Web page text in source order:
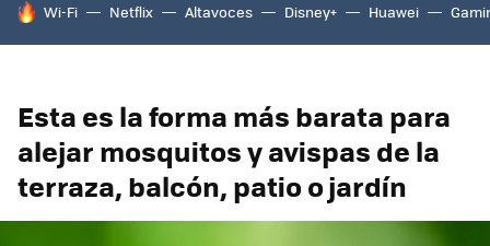
HOY SE HABLA DE
Wi-Fi Netflix Altavoces Disney+ Huawei
Esta es la forma más barata para
alejar mosquitos y avispas de la
terraza, balcón, patio o jardín